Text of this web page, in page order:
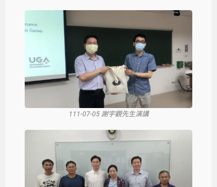
111-07-05 謝宇觀先生演講